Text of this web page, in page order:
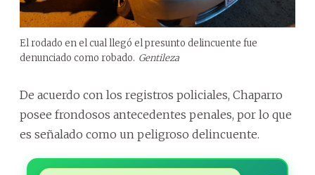
El rodado en el cual llegó el presunto delincuente fue
denunciado como robado. Gentileza
De acuerdo con los registros policiales, Chaparro
posee frondosos antecedentes penales, por lo que
es señalado como un peligroso delincuente.